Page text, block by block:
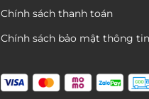
Chính sách thanh toán
Chính sách bảo mật thông tin